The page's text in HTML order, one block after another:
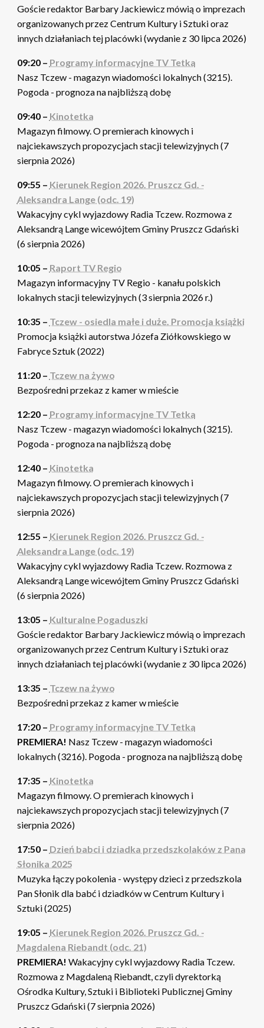
Goście redaktor Barbary Jackiewicz mówią o imprezach
organizowanych przez Centrum Kultury i Sztuki oraz
innych działaniach tej placówki (wydanie z 30 lipca 2026)
09:20 – Programy informacyjne TV Tetka
Nasz Tczew - magazyn wiadomości lokalnych (3215).
Pogoda - prognoza na najbliższą dobę
09:40 – Kinotetka
Magazyn filmowy. O premierach kinowych i
najciekawszych propozycjach stacji telewizyjnych (7
sierpnia 2026)
09:55 – Kierunek Region 2026. Pruszcz Gd. -
Aleksandra Lange (odc. 19)
Wakacyjny cykl wyjazdowy Radia Tczew. Rozmowa z
Aleksandrą Lange wicewójtem Gminy Pruszcz Gdański
(6 sierpnia 2026)
10:05 – Raport TV Regio
Magazyn informacyjny TV Regio - kanału polskich
lokalnych stacji telewizyjnych (3 sierpnia 2026 r.)
10:35 – Tczew - osiedla małe i duże. Promocja książki
Promocja książki autorstwa Józefa Ziółkowskiego w
Fabryce Sztuk (2022)
11:20 – Tczew na żywo
Bezpośredni przekaz z kamer w mieście
12:20 – Programy informacyjne TV Tetka
Nasz Tczew - magazyn wiadomości lokalnych (3215).
Pogoda - prognoza na najbliższą dobę
12:40 – Kinotetka
Magazyn filmowy. O premierach kinowych i
najciekawszych propozycjach stacji telewizyjnych (7
sierpnia 2026)
12:55 – Kierunek Region 2026. Pruszcz Gd. -
Aleksandra Lange (odc. 19)
Wakacyjny cykl wyjazdowy Radia Tczew. Rozmowa z
Aleksandrą Lange wicewójtem Gminy Pruszcz Gdański
(6 sierpnia 2026)
13:05 – Kulturalne Pogaduszki
Goście redaktor Barbary Jackiewicz mówią o imprezach
organizowanych przez Centrum Kultury i Sztuki oraz
innych działaniach tej placówki (wydanie z 30 lipca 2026)
13:35 – Tczew na żywo
Bezpośredni przekaz z kamer w mieście
17:20 – Programy informacyjne TV Tetka
PREMIERA! Nasz Tczew - magazyn wiadomości
lokalnych (3216). Pogoda - prognoza na najbliższą dobę
17:35 – Kinotetka
Magazyn filmowy. O premierach kinowych i
najciekawszych propozycjach stacji telewizyjnych (7
sierpnia 2026)
17:50 – Dzień babci i dziadka przedszkolaków z Pana
Słonika 2025
Muzyka łączy pokolenia - występy dzieci z przedszkola
Pan Słonik dla babć i dziadków w Centrum Kultury i
Sztuki (2025)
19:05 – Kierunek Region 2026. Pruszcz Gd. -
Magdalena Riebandt (odc. 21)
PREMIERA! Wakacyjny cykl wyjazdowy Radia Tczew.
Rozmowa z Magdaleną Riebandt, czyli dyrektorką
Ośrodka Kultury, Sztuki i Biblioteki Publicznej Gminy
Pruszcz Gdański (7 sierpnia 2026)